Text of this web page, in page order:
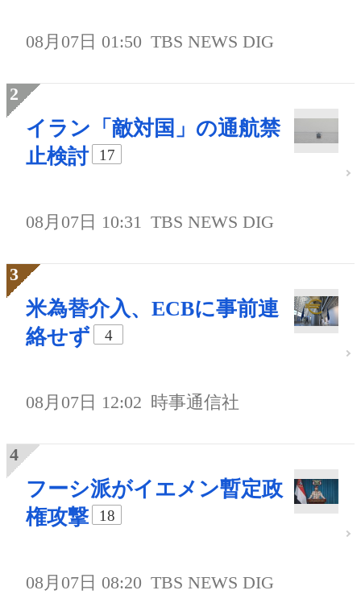
08月07日 01:50 TBS NEWS DIG
イラン「敵対国」の通航禁
止検討
17
08月07日 10:31 TBS NEWS DIG
米為替介入、ECBに事前連
絡せず
4
08月07日 12:02 時事通信社
フーシ派がイエメン暫定政
権攻撃
18
08月07日 08:20 TBS NEWS DIG